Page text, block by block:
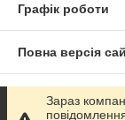
Графік роботи
Повна версія
Сайт створено
Зараз